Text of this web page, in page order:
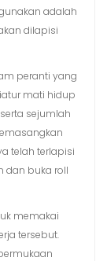
adalah
dilapisi
peranti yang
mati hidup
sejumlah
telah terlapisi
dan buka roll
memakai
tersebut.